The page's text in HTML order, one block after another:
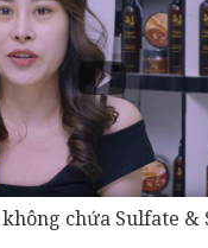
chứa Sulfate &